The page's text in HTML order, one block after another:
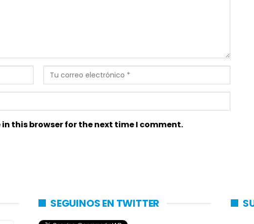
this browser for the next time I comment.
SEGUINOS EN TWITTER